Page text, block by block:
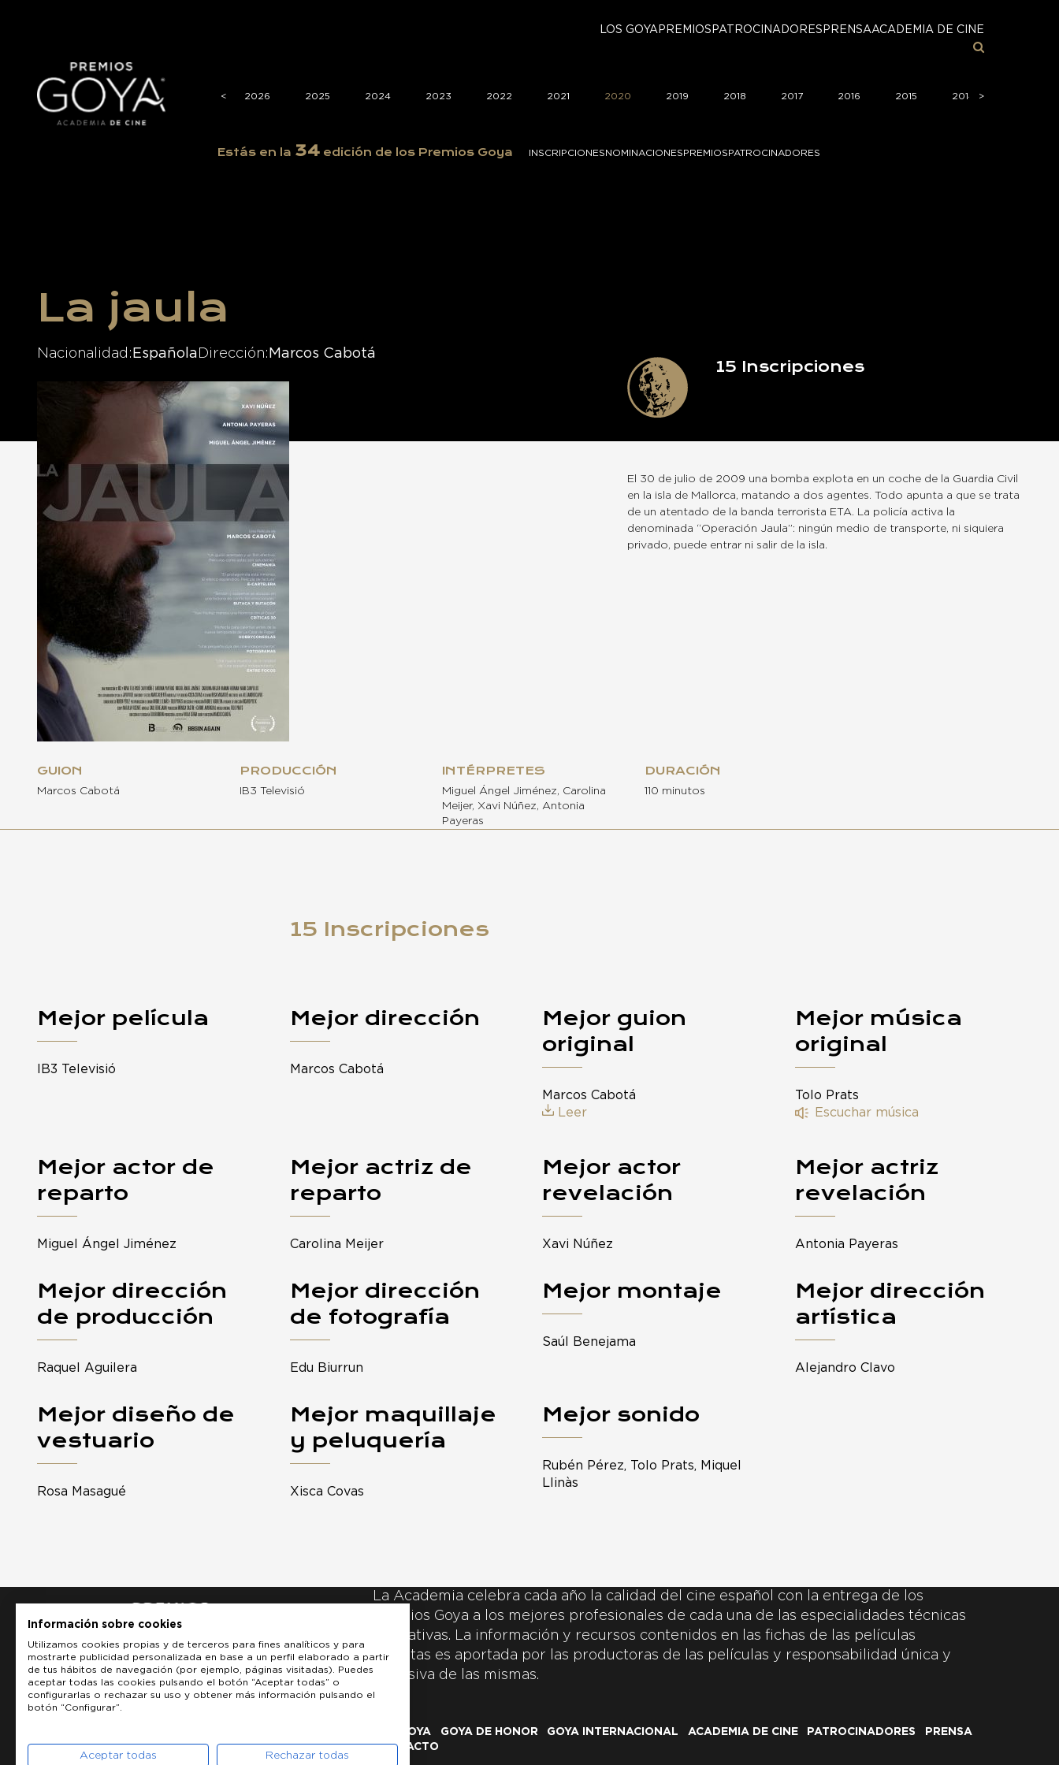
LOS GOYA PREMIOS PATROCINADORES PRENSAACADEMIA DE CINE
<
< 2026 2025 2024 2023 2022 2021 2020 2019 2018 2017 2016 2015 2014 >
>
Estás en la 34edición de los Premios Goya INSCRIPCIONESNOMINACIONESPREMIOSPATROCINADORES
La jaula
Nacionalidad Española Dirección Marcos Cabotá
15 Inscripciones
El 30 de julio de 2009 una bomba explota en un coche de la Guardia Civil
en la isla de Mallorca, matando a dos agentes. Todo apunta a que se trata
de un atentado de la banda terrorista ETA. La policía activa la
denominada “Operación Jaula”: ningún medio de transporte, ni siquiera
privado, puede entrar ni salir de la isla.
GUION
Marcos Cabotá
PRODUCCIÓN
IB3 Televisió
INTÉRPRETES
Miguel Ángel Jiménez, Carolina
Meijer, Xavi Núñez, Antonia
Payeras
DURACIÓN
110 minutos
15 Inscripciones
Mejor película
IB3 Televisió
Mejor dirección
Marcos Cabotá
Mejor guion
original
Marcos Cabotá
Leer
Mejor música
original
Tolo Prats
Escuchar música
Mejor actor de
reparto
Miguel Ángel Jiménez
Mejor actriz de
reparto
Carolina Meijer
Mejor actor
revelación
Xavi Núñez
Mejor actriz
revelación
Antonia Payeras
Mejor dirección
de producción
Raquel Aguilera
Mejor dirección
de fotografía
Edu Biurrun
Mejor montaje
Saúl Benejama
Mejor dirección
artística
Alejandro Clavo
Mejor diseño de
vestuario
Rosa Masagué
Mejor maquillaje
y peluquería
Xisca Covas
Mejor sonido
Rubén Pérez, Tolo Prats, Miquel
Llinàs
La Academia celebra cada año la calidad del cine español con la entrega de los
Premios Goya a los mejores profesionales de cada una de las especialidades técnicas
y creativas. La información y recursos contenidos en las fichas de las películas
inscritas es aportada por las productoras de las películas y responsabilidad única y
exclusiva de las mismas.
LOS GOYA GOYA DE HONOR GOYA INTERNACIONAL ACADEMIA DE CINE PATROCINADORES
PRENSA
CONTACTO
Información sobre cookies
Utilizamos cookies propias y de terceros para fines analíticos y para
mostrarte publicidad personalizada en base a un perfil elaborado a partir
de tus hábitos de navegación (por ejemplo, páginas visitadas). Puedes
aceptar todas las cookies pulsando el botón “Aceptar todas” o
configurarlas o rechazar su uso y obtener más información pulsando el
botón “Configurar”.
Aceptar todas Rechazar todas